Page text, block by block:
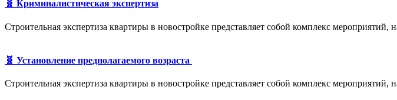
🧬 Криминалистическая экспертиза
Строительная экспертиза квартиры в новостройке представляет собой комплекс
🧬 Установление предполагаемого возраста
Строительная экспертиза квартиры в новостройке представляет собой комплекс